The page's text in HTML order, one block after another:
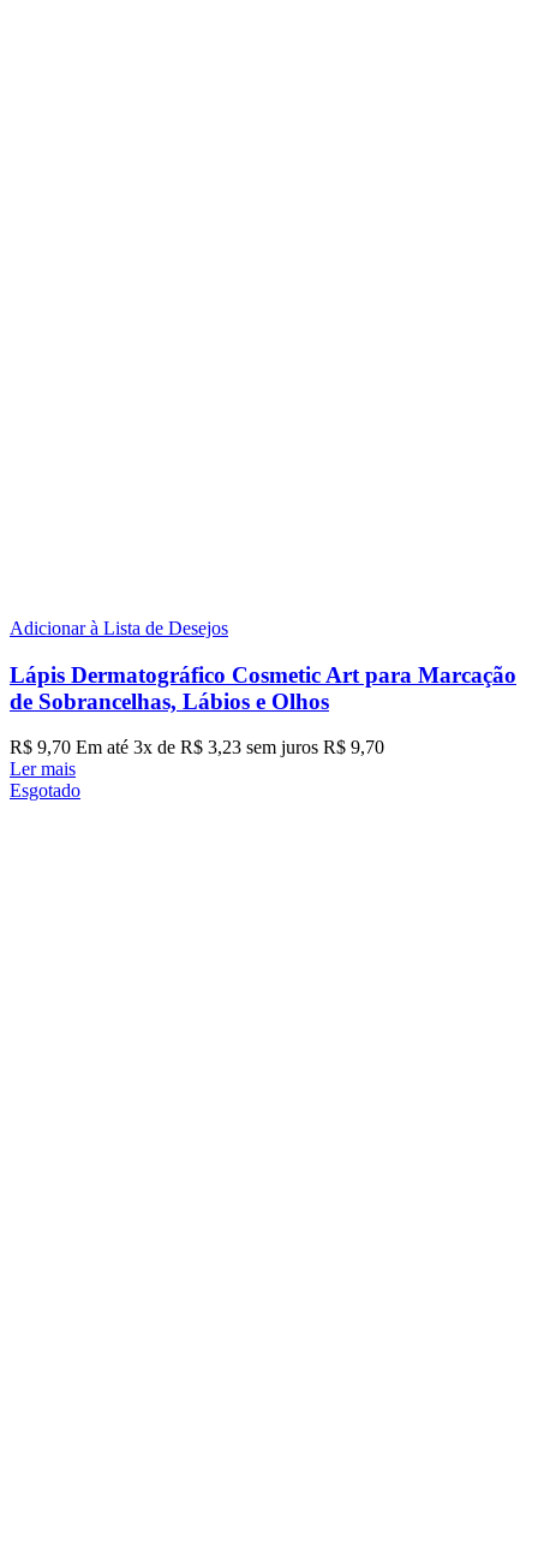
Adicionar à Lista de Desejos
Lápis Dermatográfico Cosmetic Art para Marcação
de Sobrancelhas, Lábios e Olhos
R$ 9,70 Em até 3x de R$ 3,23 sem juros R$ 9,70
Ler mais
Esgotado